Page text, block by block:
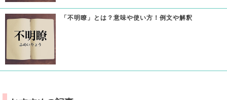
「不明瞭」とは？意味や使い方！例文や解釈